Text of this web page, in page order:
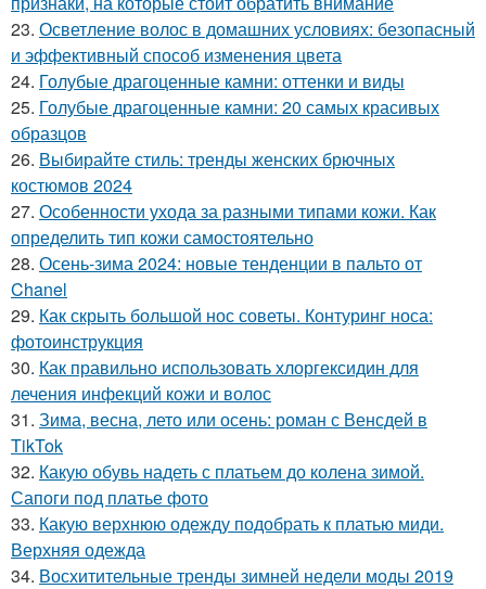
23. Осветление волос в домашних условиях: безопасный
и эффективный способ изменения цвета
24. Голубые драгоценные камни: оттенки и виды
25. Голубые драгоценные камни: 20 самых красивых
образцов
26. Выбирайте стиль: тренды женских брючных
костюмов 2024
27. Особенности ухода за разными типами кожи. Как
определить тип кожи самостоятельно
28. Осень-зима 2024: новые тенденции в пальто от
Chanel
29. Как скрыть большой нос советы. Контуринг носа:
фотоинструкция
30. Как правильно использовать хлоргексидин для
лечения инфекций кожи и волос
31. Зима, весна, лето или осень: роман с Венсдей в
TikTok
32. Какую обувь надеть с платьем до колена зимой.
Сапоги под платье фото
33. Какую верхнюю одежду подобрать к платью миди.
Верхняя одежда
34. Восхитительные тренды зимней недели моды 2019